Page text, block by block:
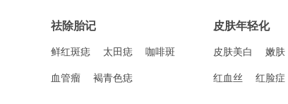
祛除胎记
鲜红斑痣 太田痣 咖啡斑
血管瘤 褐青色痣
皮肤年轻化
皮肤美白 嫩肤
红血丝 红脸症